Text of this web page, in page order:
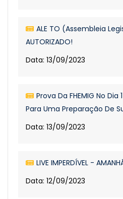
ALE TO (Assembleia
AUTORIZADO!
Data: 13/09/2023
Prova Da FHEMIG No
Para Uma Preparação De
Data: 13/09/2023
LIVE IMPERDÍVEL -
Data: 12/09/2023